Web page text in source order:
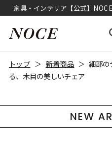
家具・インテリア【公式】
トップ 新着商品
細部の
る、木目の美しいチェア
NEW